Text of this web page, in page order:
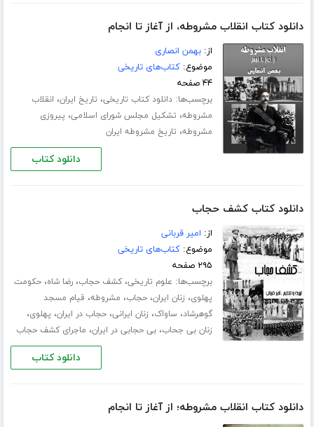
دانلود کتاب انقلاب‌ مشروطه، از آغاز تا انجام
از:بهمن انصاری
موضوع:کتاب‌های تاریخی
۴۴ صفحه
برچسب‌ها:دانلود کتاب تاریخی، تاریخ ایران، انقلاب
مشروطه، تشکیل مجلس شورای اسلامی، پیروزی
مشروطه، تاریخ مشروطه ایران
دانلود کتاب
دانلود کتاب کشف حجاب
از: امیر قربانی
موضوع:کتاب‌های تاریخی
۲۹۵ صفحه
برچسب‌ها: علوم تاریخی،کشف حجاب،رضا شاه،حکومت
پهلوی، زنان ایران،حجاب، مشروطه، قیام مسجد
گوهرشاد، ساواک، زنان ایرانی،حجاب در ایران، پهلوی،
زنان بی جحاب،بی حجابی در ایران، ماجرای کشف حجاب
دانلود کتاب
دانلود کتاب انقلاب مشروطه؛ از آغاز تا انجام